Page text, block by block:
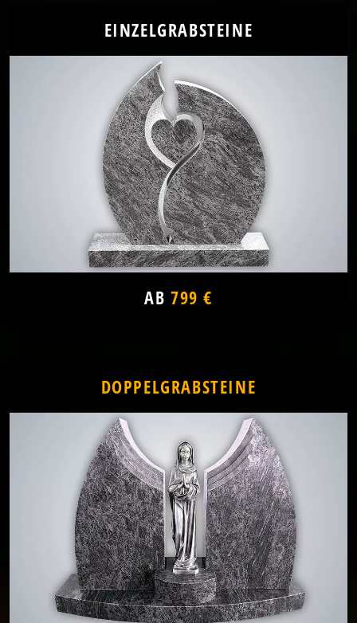
EINZELGRABSTEINE
AB 799 €
DOPPELGRABSTEINE